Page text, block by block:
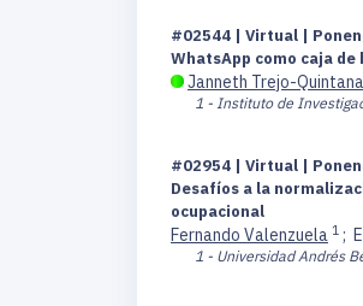
#02544 | Virtual |
WhatsApp como caja
Janneth Trejo-Quintana
1 - Instituto de
#02954 | Virtual |
Desafíos a la
ocupacional
Fernando Valenzuela 1 ;
1 - Universidad Andrés